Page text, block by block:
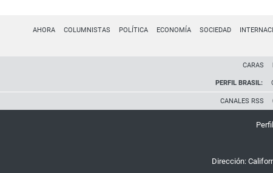
AHORA COLUMNISTAS POLÍTICA ECONOMÍA SOCIEDAD
CARAS
PERFIL BRASIL:
CANALES RSS
Dirección: